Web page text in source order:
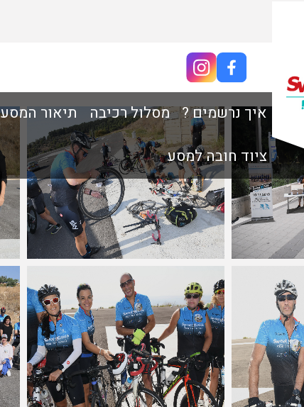
איך נרשמים ? מסלול רכיבה תיאור המסע
ציוד חובה למסע